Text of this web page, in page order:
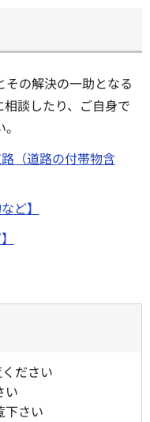
の解決の一助となる
談したり、ご自身で
（道路の付帯物含
ど】
ださい
い
下さい